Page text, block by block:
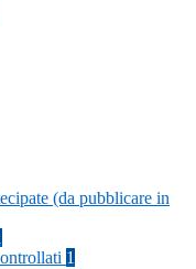
(da pubblicare in
1